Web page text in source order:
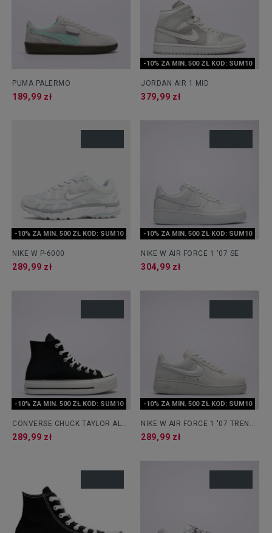
PUMA PALERMO
189,99 zł
-10% ZA MIN. 500 ZŁ KOD: SUM10
JORDAN AIR 1 MID
379,99 zł
-10% ZA MIN. 500 ZŁ KOD: SUM10
NIKE W P-6000
289,99 zł
-10% ZA MIN. 500 ZŁ KOD: SUM10
NIKE W AIR FORCE 1 '07 SE
304,99 zł
-10% ZA MIN. 500 ZŁ KOD: SUM10
CONVERSE CHUCK TAYLOR ALL
STAR LIFT
289,99 zł
-10% ZA MIN. 500 ZŁ KOD: SUM10
NIKE W AIR FORCE 1 '07 TREND
RM
289,99 zł